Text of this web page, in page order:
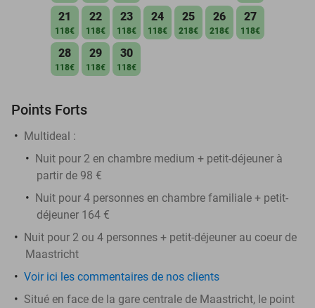
21
118€
22
118€
23
118€
24
118€
25
218€
26
218€
27
118€
28
118€
29
118€
30
118€
Points Forts
Multideal :
Nuit pour 2 en chambre medium + petit-déjeuner à
partir de 98 €
Nuit pour 4 personnes en chambre familiale + petit-
déjeuner 164 €
Nuit pour 2 ou 4 personnes + petit-déjeuner au coeur de
Maastricht
Voir ici les commentaires de nos clients
Situé en face de la gare centrale de Maastricht, le point